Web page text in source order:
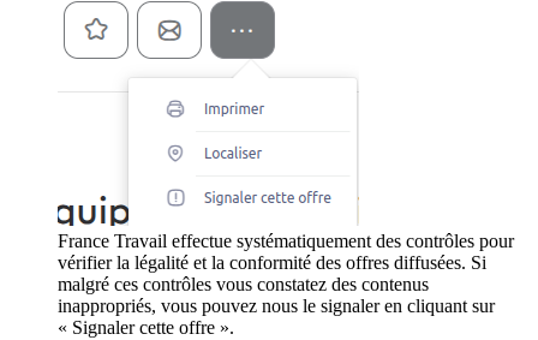
France Travail effectue systématiquement des contrôles pour
vérifier la légalité et la conformité des offres diffusées. Si
malgré ces contrôles vous constatez des contenus
inappropriés, vous pouvez nous le signaler en cliquant sur
« Signaler cette offre ».